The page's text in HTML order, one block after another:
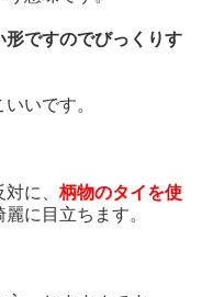
形ですのでびっくりす
いです。
対に、柄物のタイを使
に目立ちます。